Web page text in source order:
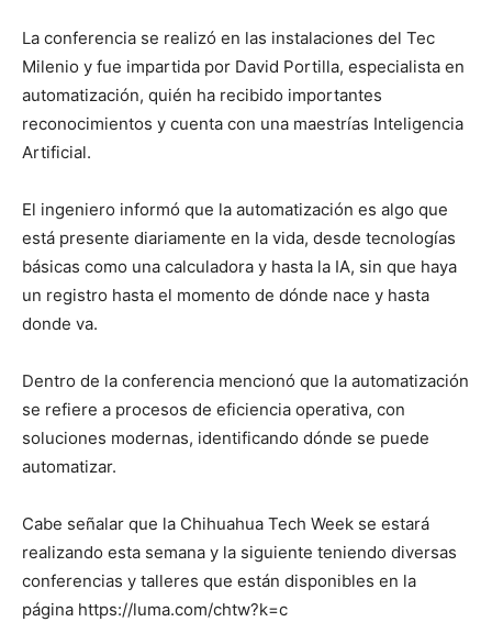
La conferencia se realizó en las instalaciones del Tec
Milenio y fue impartida por David Portilla, especialista en
automatización, quién ha recibido importantes
reconocimientos y cuenta con una maestrías Inteligencia
Artificial.
El ingeniero informó que la automatización es algo que
está presente diariamente en la vida, desde tecnologías
básicas como una calculadora y hasta la IA, sin que haya
un registro hasta el momento de dónde nace y hasta
donde va.
Dentro de la conferencia mencionó que la automatización
se refiere a procesos de eficiencia operativa, con
soluciones modernas, identificando dónde se puede
automatizar.
Cabe señalar que la Chihuahua Tech Week se estará
realizando esta semana y la siguiente teniendo diversas
conferencias y talleres que están disponibles en la
página https://luma.com/chtw?k=c